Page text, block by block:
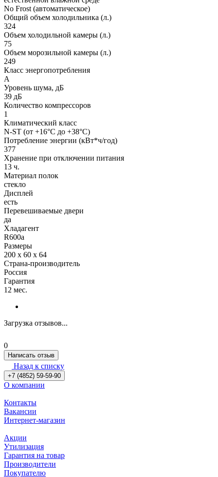
No Frost (автоматическое)
Общий объем холодильника (л.)
324
Объем холодильной камеры (л.)
75
Объем морозильной камеры (л.)
249
Класс энергопотребления
A
Уровень шума, дБ
39 дБ
Количество компрессоров
1
Климатический класс
N-ST (от +16°С до +38°С)
Потребление энергии (кВт*ч/год)
377
Хранение при отключении питания
13 ч.
Материал полок
стекло
Дисплей
есть
Перевешиваемые двери
да
Хладагент
R600a
Размеры
200 х 60 х 64
Страна-производитель
Россия
Гарантия
12 мес.
Загрузка отзывов...
0
Написать отзыв
Назад к списку
+7 (4852) 59-59-90
О компании
Контакты
Вакансии
Интернет-магазин
Акции
Утилизация
Гарантия на товар
Производители
Покупателю